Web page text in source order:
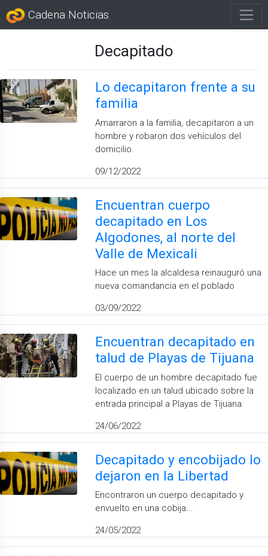
Cadena Noticias
Decapitado
Lo decapitaron frente a su
familia
Amarraron a la familia, decapitaron a un
hombre y robaron dos vehículos del
domicilio.
09/12/2022
Encuentran cuerpo
decapitado en Los
Algodones, al norte del
Valle de Mexicali
Hace un mes la alcaldesa reinauguró una
nueva comandancia en el poblado
03/09/2022
Encuentran decapitado en
talud de Playas de Tijuana
El cuerpo de un hombre decapitado fue
localizado en un talud ubicado sobre la
entrada principal a Playas de Tijuana.
24/06/2022
Decapitado y encobijado lo
dejaron en la Libertad
Encontraron un cuerpo decapitado y
envuelto en una cobija...
24/05/2022